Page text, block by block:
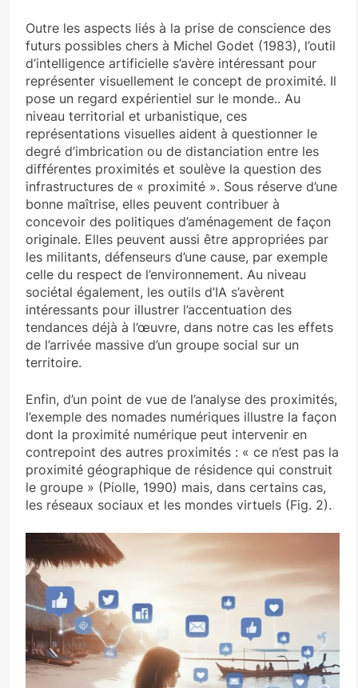
Outre les aspects liés à la prise de conscience des
futurs possibles chers à Michel Godet (1983), l’outil
d’intelligence artificielle s’avère intéressant pour
représenter visuellement le concept de proximité. Il
pose un regard expérientiel sur le monde.. Au
niveau territorial et urbanistique, ces
représentations visuelles aident à questionner le
degré d’imbrication ou de distanciation entre les
différentes proximités et soulève la question des
infrastructures de « proximité ». Sous réserve d’une
bonne maîtrise, elles peuvent contribuer à
concevoir des politiques d’aménagement de façon
originale. Elles peuvent aussi être appropriées par
les militants, défenseurs d’une cause, par exemple
celle du respect de l’environnement. Au niveau
sociétal également, les outils d’IA s’avèrent
intéressants pour illustrer l’accentuation des
tendances déjà à l’œuvre, dans notre cas les effets
de l’arrivée massive d’un groupe social sur un
territoire.
Enfin, d’un point de vue de l’analyse des proximités,
l’exemple des nomades numériques illustre la façon
dont la proximité numérique peut intervenir en
contrepoint des autres proximités : « ce n’est pas la
proximité géographique de résidence qui construit
le groupe » (Piolle, 1990) mais, dans certains cas,
les réseaux sociaux et les mondes virtuels (Fig. 2).